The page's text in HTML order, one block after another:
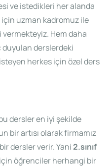
ve istedikleri her alanda
için uzman kadromuz ile
Hem daha
duyulan derslerdeki
herkes için özel ders
dersler en iyi şekilde
bir artısı olarak firmamız
dersler verir. Yani2.sınıf
öğrenciler herhangi bir